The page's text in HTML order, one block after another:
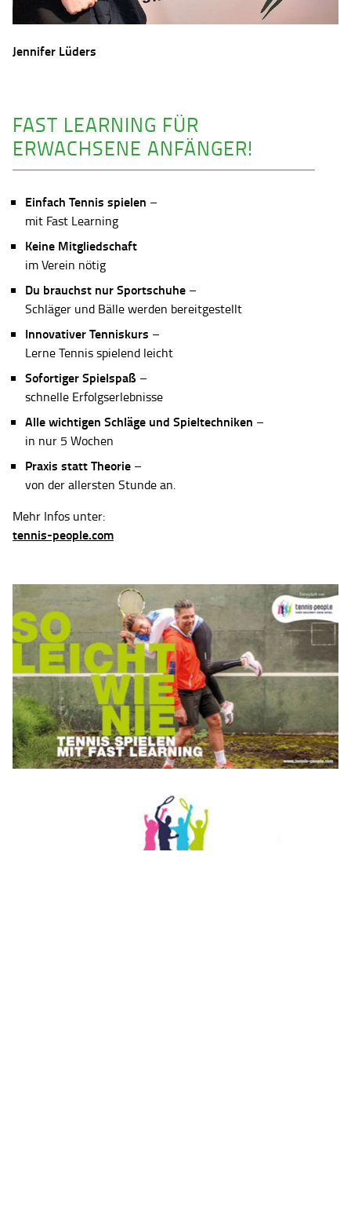
Jennifer Lüders
FAST LEARNING FÜR
ERWACHSENE ANFÄNGER!
Einfach Tennis spielen –
mit Fast Learning
Keine Mitgliedschaft
im Verein nötig
Du brauchst nur Sportschuhe –
Schläger und Bälle werden bereitgestellt
Innovativer Tenniskurs –
Lerne Tennis spielend leicht
Sofortiger Spielspaß –
schnelle Erfolgserlebnisse
Alle wichtigen Schläge und Spieltechniken –
in nur 5 Wochen
Praxis statt Theorie –
von der allersten Stunde an.
Mehr Infos unter:
tennis-people.com